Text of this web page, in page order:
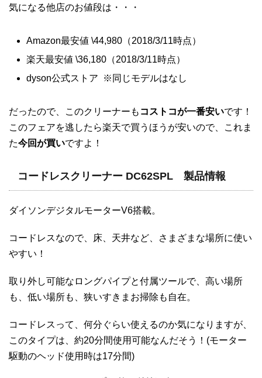
気になる他店のお値段は・・・
Amazon最安値 \44,980（2018/3/11時点）
楽天最安値 \36,180（2018/3/11時点）
dyson公式ストア ※同じモデルはなし
だったので、このクリーナーも コストコが一番安いです！
このフェアを逃したら楽天で買うほうが安いので、これま
た今回が買いですよ！
コードレスクリーナー DC62SPL 製品情報
ダイソンデジタルモーターV6搭載。
コードレスなので、床、天井など、さまざまな場所に使い
やすい！
取り外し可能なロングパイプと付属ツールで、高い場所
も、低い場所も、狭いすきまお掃除も自在。
コードレスって、何分ぐらい使えるのか気になりますが、
このタイプは、約20分間使用可能なんだそう！(モーター
駆動のヘッド使用時は17分間)